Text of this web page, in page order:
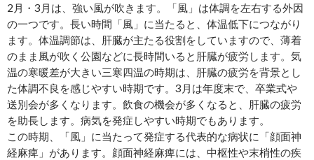
2月・3月は、強い風が吹きます。「風」は体調を左右する外因
の一つです。長い時間「風」に当たると、体温低下につながり
ます。体温調節は、肝臓が主たる役割をしていますので、薄着
のまま風が吹く公園などに長時間いると肝臓が疲労します。気
温の寒暖差が大きい三寒四温の時期は、肝臓の疲労を背景とし
た体調不良を感じやすい時期です。3月は年度末で、卒業式や
送別会が多くなります。飲食の機会が多くなると、肝臓の疲労
を助長します。病気を発症しやすい時期でもあります。
この時期、「風」に当たって発症する代表的な病状に「顔面神
経麻痺」があります。顔面神経麻痺には、中枢性や末梢性の疾